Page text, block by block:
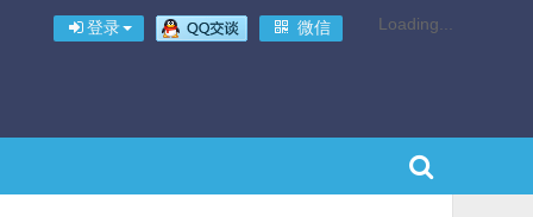
登录 微信 Loading...